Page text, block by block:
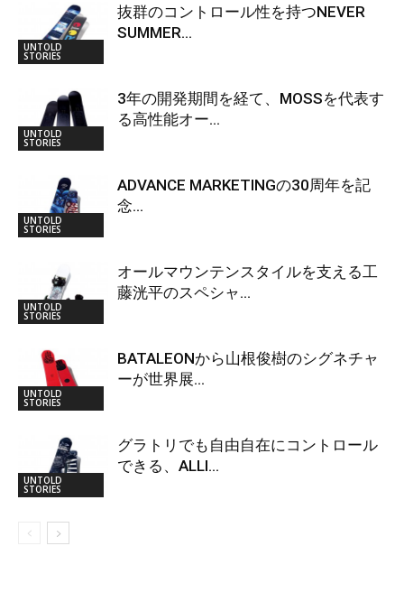
UNTOLD
STORIES
抜群のコントロール性を持つNEVER
SUMMER...
UNTOLD
STORIES
3年の開発期間を経て、MOSSを代表す
る高性能オー...
UNTOLD
STORIES
ADVANCE MARKETINGの30周年を記
念...
UNTOLD
STORIES
オールマウンテンスタイルを支える工
藤洸平のスペシャ...
UNTOLD
STORIES
BATALEONから山根俊樹のシグネチャ
ーが世界展...
UNTOLD
STORIES
グラトリでも自由自在にコントロール
できる、ALLI...